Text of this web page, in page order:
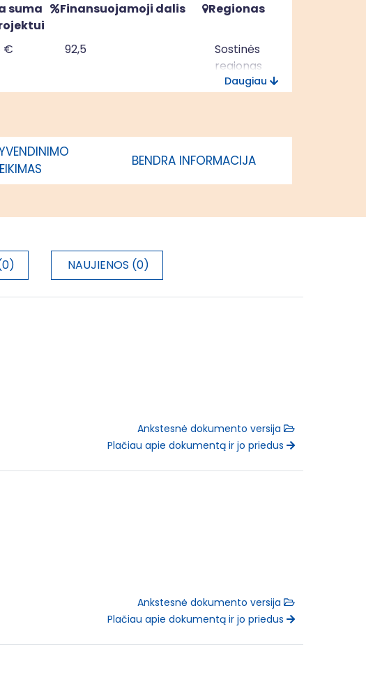
suma
Finansuojamoji dalis Regionas
€ 92,5
Sostinės
regionas
Daugiau
BENDRA INFORMACIJA
NAUJIENOS (0)
Ankstesnė dokumento versija
Plačiau apie dokumentą ir jo priedus
Ankstesnė dokumento versija
Plačiau apie dokumentą ir jo priedus